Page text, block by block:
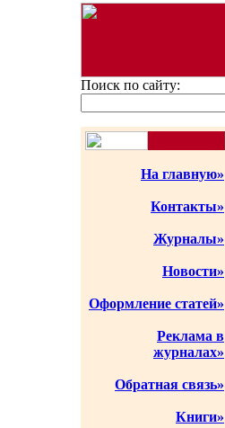
Поиск по сайту:
На главную»
Контакты»
Журналы»
Новости»
Оформление статей»
Реклама в
журналах»
Обратная связь»
Книги»